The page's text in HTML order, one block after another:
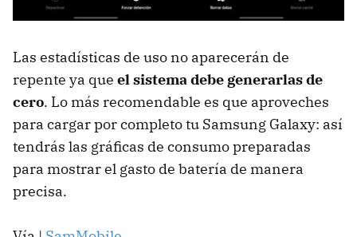
Las estadísticas de uso no aparecerán de
repente ya que el sistema debe generarlas de
cero. Lo más recomendable es que aproveches
para cargar por completo tu Samsung Galaxy: así
tendrás las gráficas de consumo preparadas
para mostrar el gasto de batería de manera
precisa.